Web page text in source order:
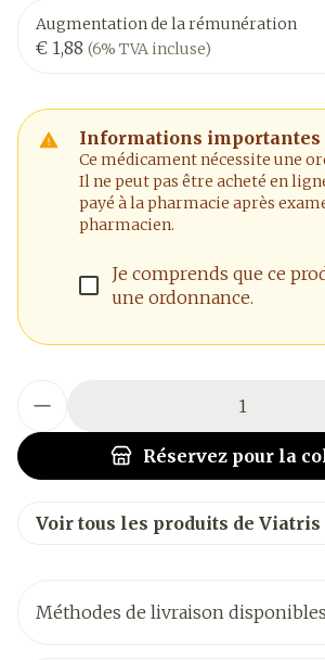
Augmentation de la rémunération
€ 1,88 (6% TVA incluse)
Informations importantes
Ce médicament nécessite une
Il ne peut pas être acheté en
payé à la pharmacie après
pharmacien.
Je comprends que ce
une ordonnance.
Réservez pour la
Voir tous les produits de Viatris
Méthodes de livraison disponibles